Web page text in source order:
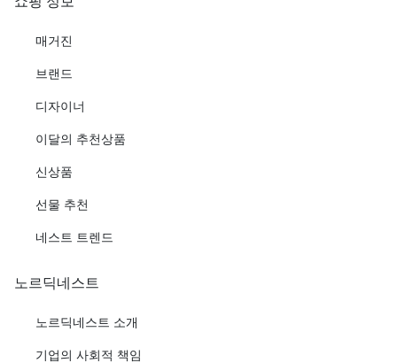
매거진
브랜드
디자이너
이달의 추천상품
신상품
선물 추천
네스트 트렌드
노르딕네스트
노르딕네스트 소개
기업의 사회적 책임